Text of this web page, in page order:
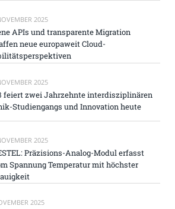
2025
APIs und transparente Migration
neue europaweit Cloud-
2025
feiert zwei Jahrzehnte interdisziplinären
Studiengangs und Innovation heute
2025
Präzisions-Analog-Modul erfasst
Spannung Temperatur mit höchster
2025